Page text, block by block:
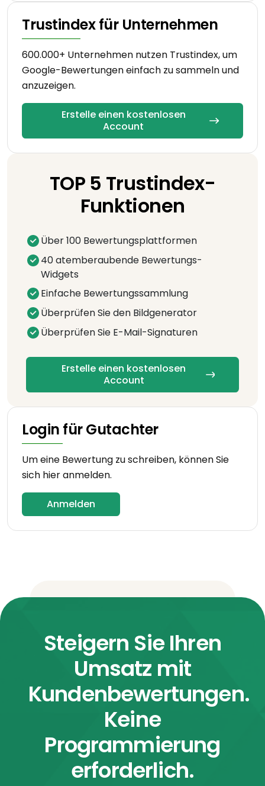
Trustindex für Unternehmen
600.000+ Unternehmen nutzen Trustindex, um
Google-Bewertungen einfach zu sammeln und
anzuzeigen.
Erstelle einen kostenlosen
Account
TOP 5 Trustindex-
Funktionen
Über 100 Bewertungsplattformen
40 atemberaubende Bewertungs-
Widgets
Einfache Bewertungssammlung
Überprüfen Sie den Bildgenerator
Überprüfen Sie E-Mail-Signaturen
Erstelle einen kostenlosen
Account
Login für Gutachter
Um eine Bewertung zu schreiben, können Sie
sich hier anmelden.
Anmelden
Steigern Sie Ihren
Umsatz mit
Kundenbewertungen.
Keine
Programmierung
erforderlich.